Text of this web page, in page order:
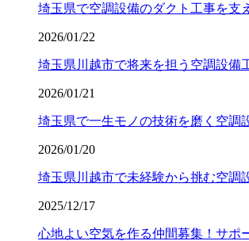
埼玉県で空調設備のダクト工事を支
2026/01/22
埼玉県川越市で将来を担う空調設備
2026/01/21
埼玉県で一生モノの技術を磨く空調
2026/01/20
埼玉県川越市で未経験から挑む空調
2025/12/17
心地よい空気を作る仲間募集！サポ